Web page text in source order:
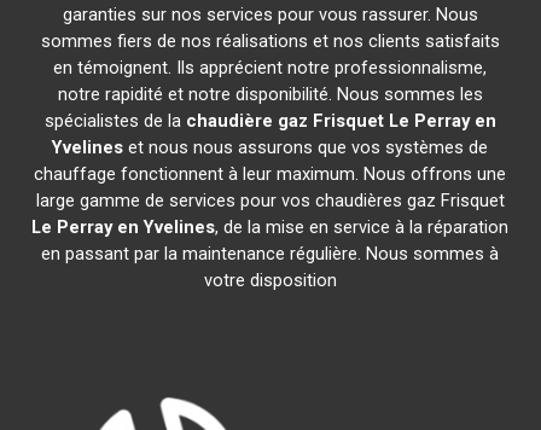
garanties sur nos services pour vous rassurer. Nous
sommes fiers de nos réalisations et nos clients satisfaits
en témoignent. Ils apprécient notre professionnalisme,
notre rapidité et notre disponibilité. Nous sommes les
spécialistes de la chaudière gaz Frisquet Le Perray en
Yvelines et nous nous assurons que vos systèmes de
chauffage fonctionnent à leur maximum. Nous offrons une
large gamme de services pour vos chaudières gaz Frisquet
Le Perray en Yvelines, de la mise en service à la réparation
en passant par la maintenance régulière. Nous sommes à
votre disposition